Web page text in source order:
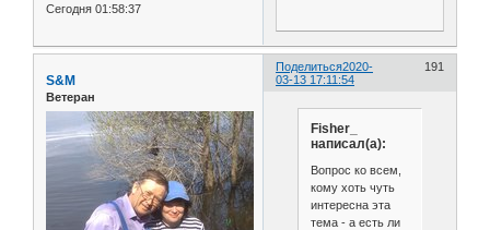
Сегодня 01:58:37
Поделиться 191
2020-
03-13 17:11:54
S&M
Ветеран
Fisher_
написал(а):
Вопрос ко всем,
кому хоть чуть
интересна эта
тема - а есть ли